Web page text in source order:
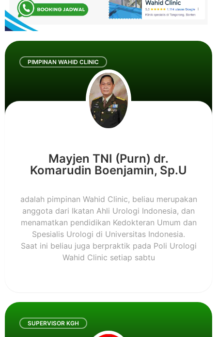
PIMPINAN WAHID CLINIC
Mayjen TNI (Purn) dr.
Komarudin Boenjamin, Sp.U
adalah pimpinan Wahid Clinic, beliau merupakan
anggota dari Ikatan Ahli Urologi Indonesia, dan
menamatkan pendidikan Kedokteran Umum dan
Spesialis Urologi di Universitas Indonesia.
Saat ini beliau juga berpraktik pada Poli Urologi
Wahid Clinic setiap sabtu
SUPERVISOR KGH